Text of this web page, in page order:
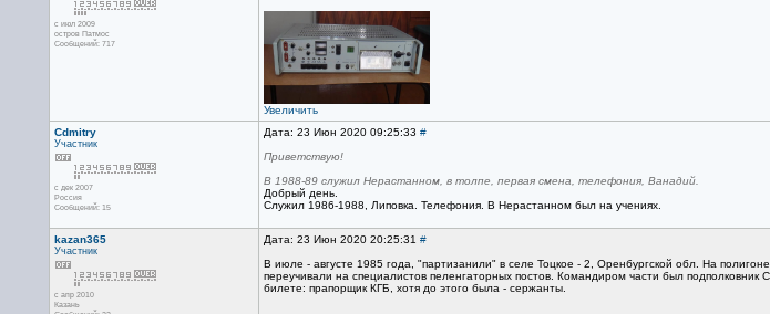
с июл 2009
остров Патмос
Сообщений: 717
Увеличить
Cdmitry
Участник
с дек 2007
Россия
Сообщений: 15
Дата: 23 Июн 2020 09:25:33 #
Приветствую!
В 1988-89 служил Нерастанном, в толпе, первая смена, телефония, Ванадий.
Добрый день.
Служил 1986-1988, Липовка. Телефония. В Нерастанном был на учениях.
kazan365
Участник
с апр 2010
Казань
Дата: 23 Июн 2020 20:25:31 #
В июле - августе 1985 года, "партизанили" в селе Тоцкое - 2, Оренбургской обл. На
переучивали на специалистов пеленгаторных постов. Командиром части был
билете: прапорщик КГБ, хотя до этого была - сержанты.